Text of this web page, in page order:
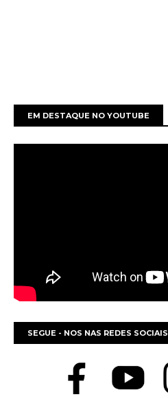
EM DESTAQUE NO YOUTUBE
SEGUE - NOS NAS REDES SOCIAIS